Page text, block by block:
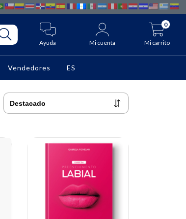
Ayuda Mi cuenta Mi carrito
0
Vendedores ES